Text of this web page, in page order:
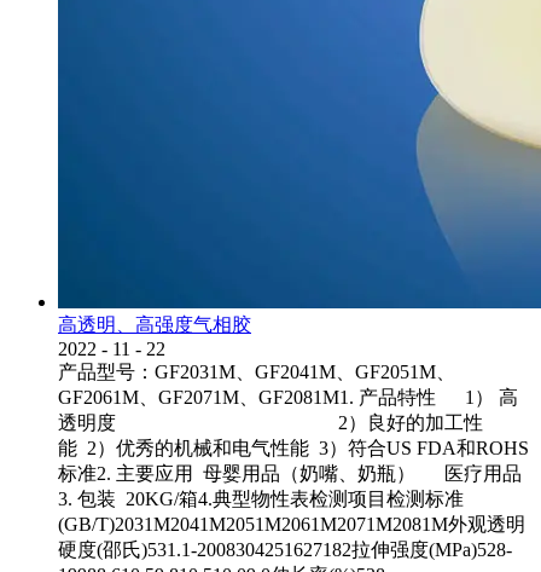
高透明、高强度气相胶
2022 - 11 - 22
产品型号：GF2031M、GF2041M、GF2051M、
GF2061M、GF2071M、GF2081M1. 产品特性 1） 高
透明度 2）良好的加工性
能 2）优秀的机械和电气性能 3）符合US FDA和ROHS
标准2. 主要应用 母婴用品（奶嘴、奶瓶） 医疗用品
3. 包装 20KG/箱4.典型物性表检测项目检测标准
(GB/T)2031M2041M2051M2061M2071M2081M外观透明
硬度(邵氏)531.1-2008304251627182拉伸强度(MPa)528-